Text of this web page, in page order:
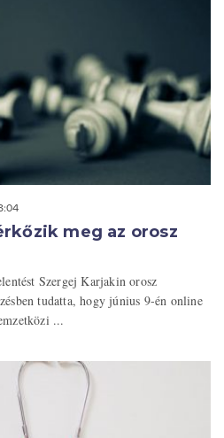
meg az orosz
Szergej Karjakin orosz
tudatta, hogy június 9-én online
...